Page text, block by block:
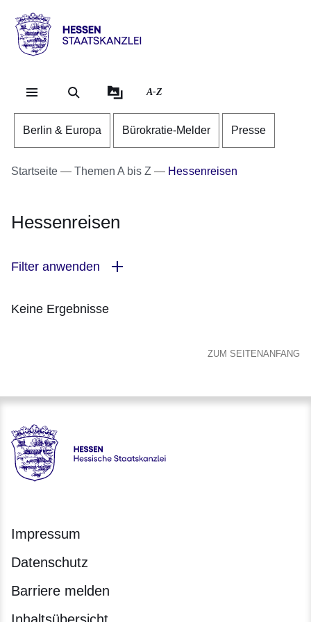
Hessen
Staatskanzlei
A-Z
Berlin & Europa Bürokratie-Melder Presse
Startseite Themen A bis Z Hessenreisen
Hessenreisen
Filter anwenden
Keine Ergebnisse
ZUM SEITENANFANG
Hessen - Hessische Staatskanzlei
Impressum
Datenschutz
Barriere melden